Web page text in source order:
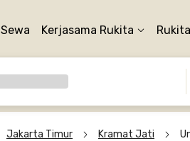
Sewa Kerjasama Rukita
Jakarta Timur Kramat Jati